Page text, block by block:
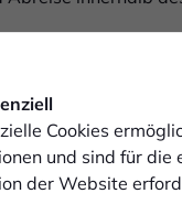
Cookies
und sind für die
der Website
Für Gäste-Fans
an
Kinder
Ermäßigungen: